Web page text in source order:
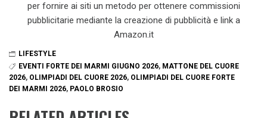
per fornire ai siti un metodo per ottenere commissioni
pubblicitarie mediante la creazione di pubblicità e link a
Amazon.it
LIFESTYLE
EVENTI FORTE DEI MARMI GIUGNO 2026, MATTONE DEL CUORE
2026, OLIMPIADI DEL CUORE 2026, OLIMPIADI DEL CUORE FORTE
DEI MARMI 2026, PAOLO BROSIO